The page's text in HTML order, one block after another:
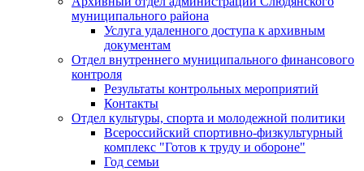
муниципального района
Услуга удаленного доступа к архивным
документам
Отдел внутреннего муниципального финансового
контроля
Результаты контрольных мероприятий
Контакты
Отдел культуры, спорта и молодежной политики
Всероссийский спортивно-физкультурный
комплекс "Готов к труду и обороне"
Год семьи